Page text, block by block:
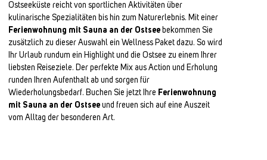
Ostseeküste reicht von sportlichen Aktivitäten über
kulinarische Spezialitäten bis hin zum Naturerlebnis. Mit einer
Ferienwohnung mit Sauna an der Ostsee bekommen Sie
zusätzlich zu dieser Auswahl ein Wellness Paket dazu. So wird
Ihr Urlaub rundum ein Highlight und die Ostsee zu einem Ihrer
liebsten Reiseziele. Der perfekte Mix aus Action und Erholung
runden Ihren Aufenthalt ab und sorgen für
Wiederholungsbedarf. Buchen Sie jetzt Ihre Ferienwohnung
mit Sauna an der Ostsee und freuen sich auf eine Auszeit
vom Alltag der besonderen Art.